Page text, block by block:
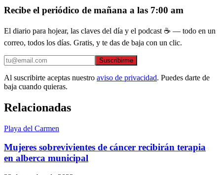
Recibe el periódico de mañana a las 7:00 am
El diario para hojear, las claves del día y el podcast ☕ — todo en un
correo, todos los días. Gratis, y te das de baja con un clic.
Suscribirme
Al suscribirte aceptas nuestro aviso de privacidad. Puedes darte de
baja cuando quieras.
Relacionadas
Playa del Carmen
Mujeres sobrevivientes de cáncer recibirán terapia
en alberca municipal